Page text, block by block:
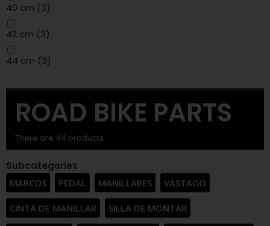
L (14)
XL
48.5(1)
40 cm (3)
42 cm (3)
44 cm (3)
ROAD BIKE PARTS
There are 44 products.
Subcategories
MARCOS PEDAL MANILLARES VÁSTAGO
CINTA DE MANILLAR SILLA DE MONTAR